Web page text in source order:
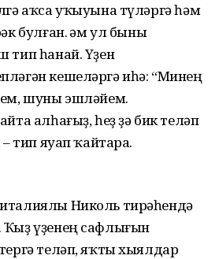
аҡса уҡыуына түләргә һәм
булған. Һәм ул быны
тип һанай. Үҙен
кешеләргә иһә: “Минең
шуны эшләйем.
алһағыҙ, һеҙ ҙә бик теләп
тип яуап ҡайтара.
Николь тирәһендә
үҙенең сафлығын
теләп, яҡты хыялдар